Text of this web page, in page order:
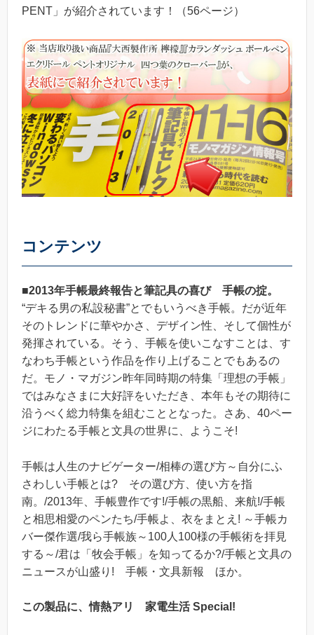
PENT」が紹介されています！（56ページ）
コンテンツ
■2013年手帳最終報告と筆記具の喜び 手帳の掟。
“デキる男の私設秘書”とでもいうべき手帳。だが近年
そのトレンドに華やかさ、デザイン性、そして個性が
発揮されている。そう、手帳を使いこなすことは、す
なわち手帳という作品を作り上げることでもあるの
だ。モノ・マガジン昨年同時期の特集「理想の手帳」
ではみなさまに大好評をいただき、本年もその期待に
沿うべく総力特集を組むこととなった。さあ、40ペー
ジにわたる手帳と文具の世界に、ようこそ!
手帳は人生のナビゲーター/相棒の選び方～自分にふ
さわしい手帳とは? その選び方、使い方を指
南。/2013年、手帳豊作です!/手帳の黒船、来航!/手帳
と相思相愛のペンたち/手帳よ、衣をまとえ! ～手帳カ
バー傑作選/我ら手帳族～100人100様の手帳術を拝見
する～/君は「牧会手帳」を知ってるか?/手帳と文具の
ニュースが山盛り! 手帳・文具新報 ほか。
この製品に、情熱アリ 家電生活 Special!